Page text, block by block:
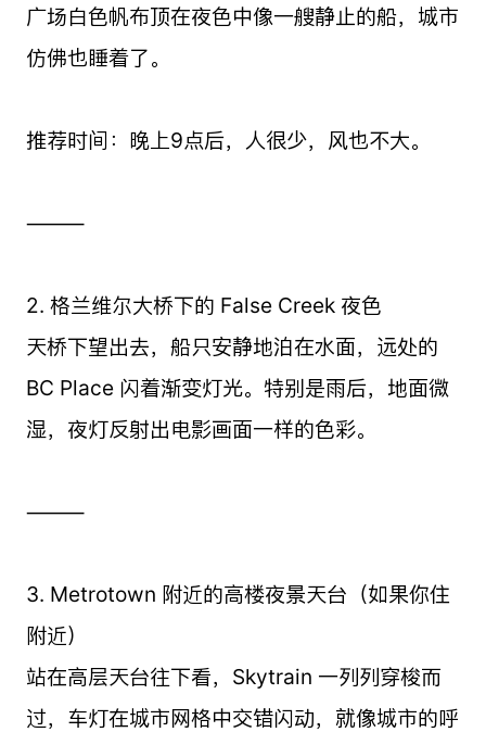
广场白色帆布顶在夜色中像一艘静止的船，城市
仿佛也睡着了。
推荐时间：晚上9点后，人很少，风也不大。
⸻
2. 格兰维尔大桥下的 False Creek 夜色
天桥下望出去，船只安静地泊在水面，远处的
BC Place 闪着渐变灯光。特别是雨后，地面微
湿，夜灯反射出电影画面一样的色彩。
⸻
3. Metrotown 附近的高楼夜景天台（如果你住
附近）
站在高层天台往下看，Skytrain 一列列穿梭而
过，车灯在城市网格中交错闪动，就像城市的呼